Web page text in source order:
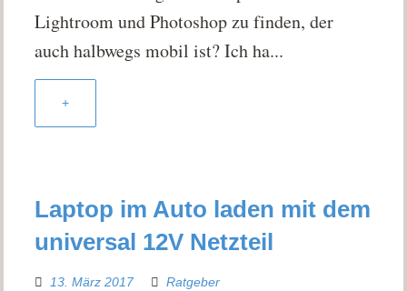
Lightroom und Photoshop zu finden, der
auch halbwegs mobil ist? Ich ha...
+
Laptop im Auto laden mit dem
universal 12V Netzteil
13. März 2017 Ratgeber